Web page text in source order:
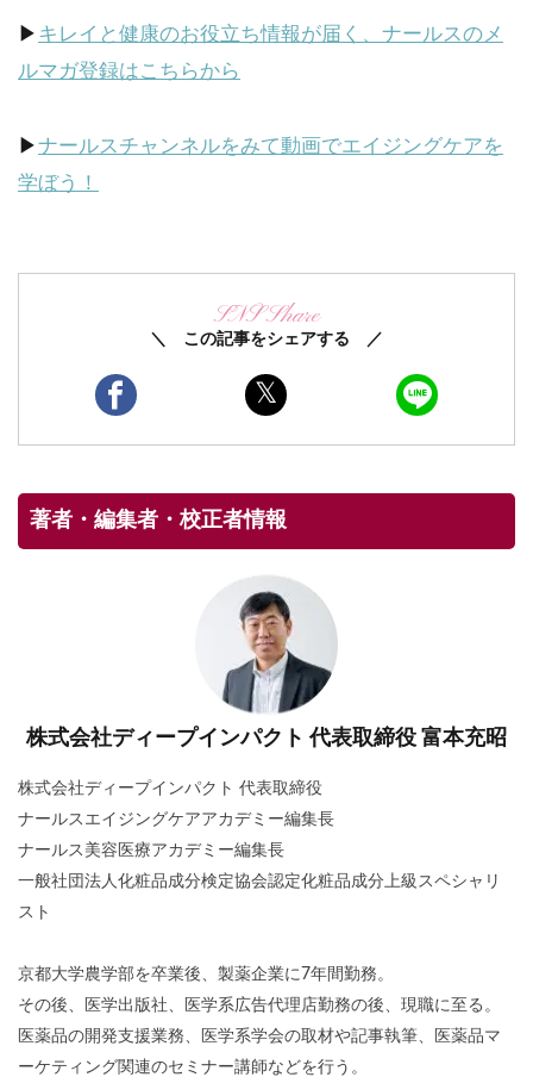
▶ キレイと健康のお役立ち情報が届く、ナールスのメ
ルマガ登録はこちらから
▶ナールスチャンネルをみて動画でエイジングケアを
学ぼう！
SNS Share
＼ この記事をシェアする ／
著者・編集者・校正者情報
株式会社ディープインパクト 代表取締役 富本充昭
株式会社ディープインパクト 代表取締役
ナールスエイジングケアアカデミー編集長
ナールス美容医療アカデミー編集長
一般社団法人化粧品成分検定協会認定化粧品成分上級スペシャリ
スト
京都大学農学部を卒業後、製薬企業に7年間勤務。
その後、医学出版社、医学系広告代理店勤務の後、現職に至る。
医薬品の開発支援業務、医学系学会の取材や記事執筆、医薬品マ
ーケティング関連のセミナー講師などを行う。